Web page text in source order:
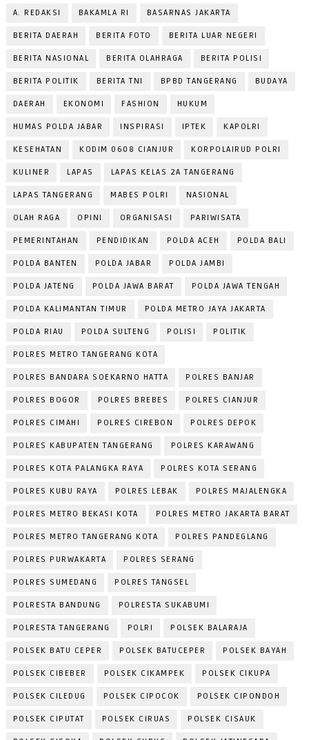
A. REDAKSI BAKAMLA RI BASARNAS JAKARTA
BERITA DAERAH BERITA FOTO BERITA LUAR NEGERI
BERITA NASIONAL BERITA OLAHRAGA BERITA POLISI
BERITA POLITIK BERITA TNI BPBD TANGERANG BUDAYA
DAERAH EKONOMI FASHION HUKUM
HUMAS POLDA JABAR INSPIRASI IPTEK KAPOLRI
KESEHATAN KODIM 0608 CIANJUR KORPOLAIRUD POLRI
KULINER LAPAS LAPAS KELAS 2A TANGERANG
LAPAS TANGERANG MABES POLRI NASIONAL
OLAH RAGA OPINI ORGANISASI PARIWISATA
PEMERINTAHAN PENDIDIKAN POLDA ACEH POLDA BALI
POLDA BANTEN POLDA JABAR POLDA JAMBI
POLDA JATENG POLDA JAWA BARAT POLDA JAWA TENGAH
POLDA KALIMANTAN TIMUR POLDA METRO JAYA JAKARTA
POLDA RIAU POLDA SULTENG POLISI POLITIK
POLRES METRO TANGERANG KOTA
POLRES BANDARA SOEKARNO HATTA POLRES BANJAR
POLRES BOGOR POLRES BREBES POLRES CIANJUR
POLRES CIMAHI POLRES CIREBON POLRES DEPOK
POLRES KABUPATEN TANGERANG POLRES KARAWANG
POLRES KOTA PALANGKA RAYA POLRES KOTA SERANG
POLRES KUBU RAYA POLRES LEBAK POLRES MAJALENGKA
POLRES METRO BEKASI KOTA POLRES METRO JAKARTA BARAT
POLRES METRO TANGERANG KOTA POLRES PANDEGLANG
POLRES PURWAKARTA POLRES SERANG
POLRES SUMEDANG POLRES TANGSEL
POLRESTA BANDUNG POLRESTA SUKABUMI
POLRESTA TANGERANG POLRI POLSEK BALARAJA
POLSEK BATU CEPER POLSEK BATUCEPER POLSEK BAYAH
POLSEK CIBEBER POLSEK CIKAMPEK POLSEK CIKUPA
POLSEK CILEDUG POLSEK CIPOCOK POLSEK CIPONDOH
POLSEK CIPUTAT POLSEK CIRUAS POLSEK CISAUK